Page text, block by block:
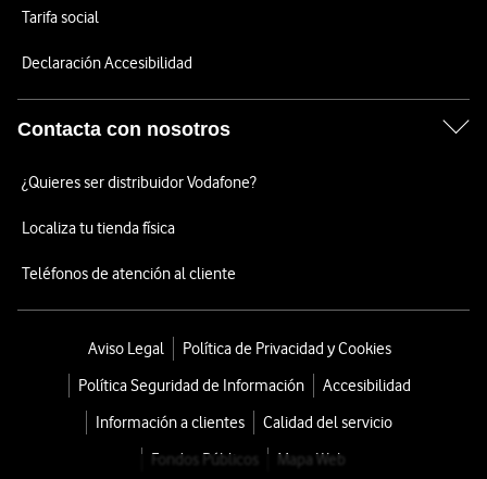
Tarifa social
Declaración Accesibilidad
Contacta con nosotros
¿Quieres ser distribuidor Vodafone?
Localiza tu tienda física
Teléfonos de atención al cliente
Aviso Legal
Política de Privacidad y Cookies
Política Seguridad de Información
Accesibilidad
Información a clientes
Calidad del servicio
Fondos Públicos
Mapa Web